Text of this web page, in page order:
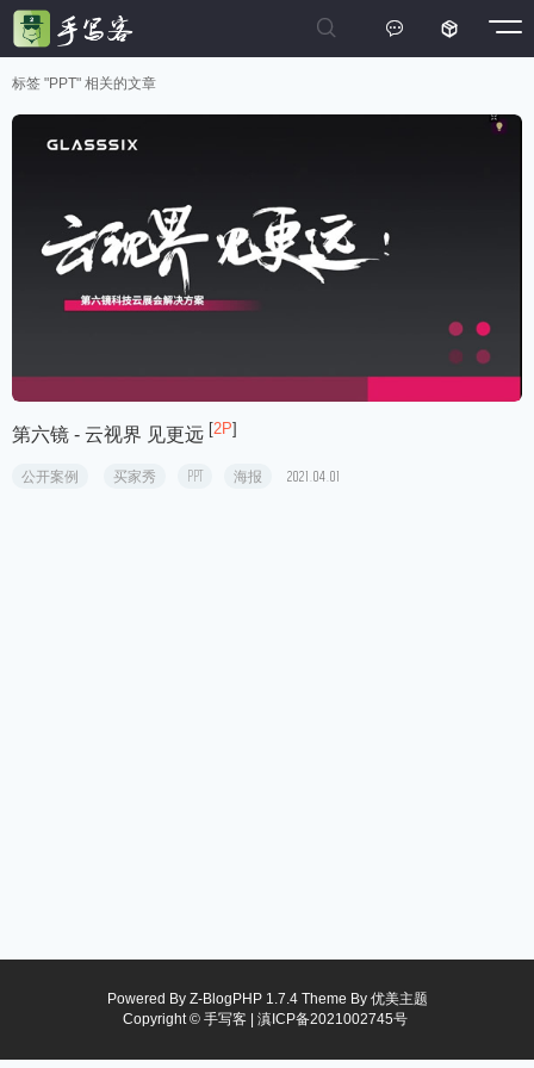
 

标签 "PPT" 相关的文章
第六镜 - 云视界 见更远 [2P]
公开案例 买家秀 PPT 海报 2021.04.01
Powered By Z-BlogPHP 1.7.4Theme By 优美主题
Copyright © 手写客 | 滇ICP备2021002745号